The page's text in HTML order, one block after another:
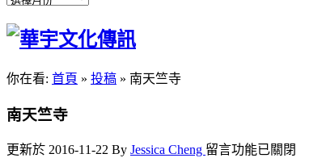
你在看: 首頁 » 投稿 » 南天竺寺
南天竺寺
更新於 2016-11-22 By Jessica Cheng 在
留言功能已關閉